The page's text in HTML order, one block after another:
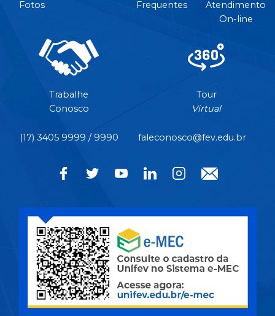
Fotos
Frequentes
Atendimento
On-line
Trabalhe
Conosco
Tour
Virtual
(17) 3405 9999 / 9990 faleconosco@fev.edu.br